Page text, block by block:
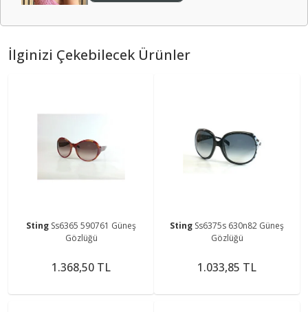
İlginizi Çekebilecek Ürünler
Sting Ss6365 590761 Güneş
Gözlüğü
1.368,50 TL
Sting Ss6375s 630n82 Güneş
Gözlüğü
1.033,85 TL